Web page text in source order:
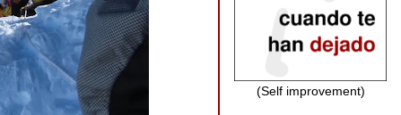
(Self improvement)